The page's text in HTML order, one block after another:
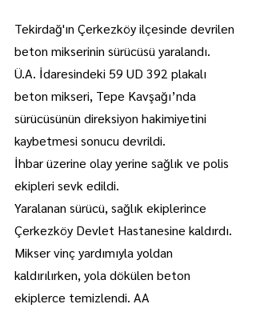
Tekirdağ'ın Çerkezköy ilçesinde devrilen
beton mikserinin sürücüsü yaralandı.
Ü.A. İdaresindeki 59 UD 392 plakalı
beton mikseri, Tepe Kavşağı’nda
sürücüsünün direksiyon hakimiyetini
kaybetmesi sonucu devrildi.
İhbar üzerine olay yerine sağlık ve polis
ekipleri sevk edildi.
Yaralanan sürücü, sağlık ekiplerince
Çerkezköy Devlet Hastanesine kaldırdı.
Mikser vinç yardımıyla yoldan
kaldırılırken, yola dökülen beton
ekiplerce temizlendi. AA